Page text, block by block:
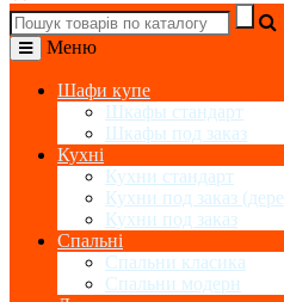
Меню
Шафи купе
Шкафы стандарт
Шкафы под заказ
Кухні
Кухни стандарт
Кухни под заказ
Кухни под заказ
Спальні
Спальни класика
Спальни модерн